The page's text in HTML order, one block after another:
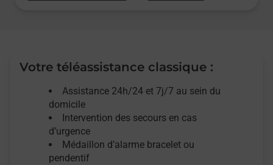
Votre téléassistance classique :
Assistance 24h/24 et 7j/7 au sein du
domicile
Intervention des secours en cas
d’urgence
Médaillon d’alarme bracelet ou
pendentif